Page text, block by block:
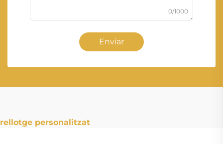
0/1000
Enviar
rellotge personalitzat